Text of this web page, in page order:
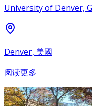
University of Denver,
Denver, 美國
阅读更多